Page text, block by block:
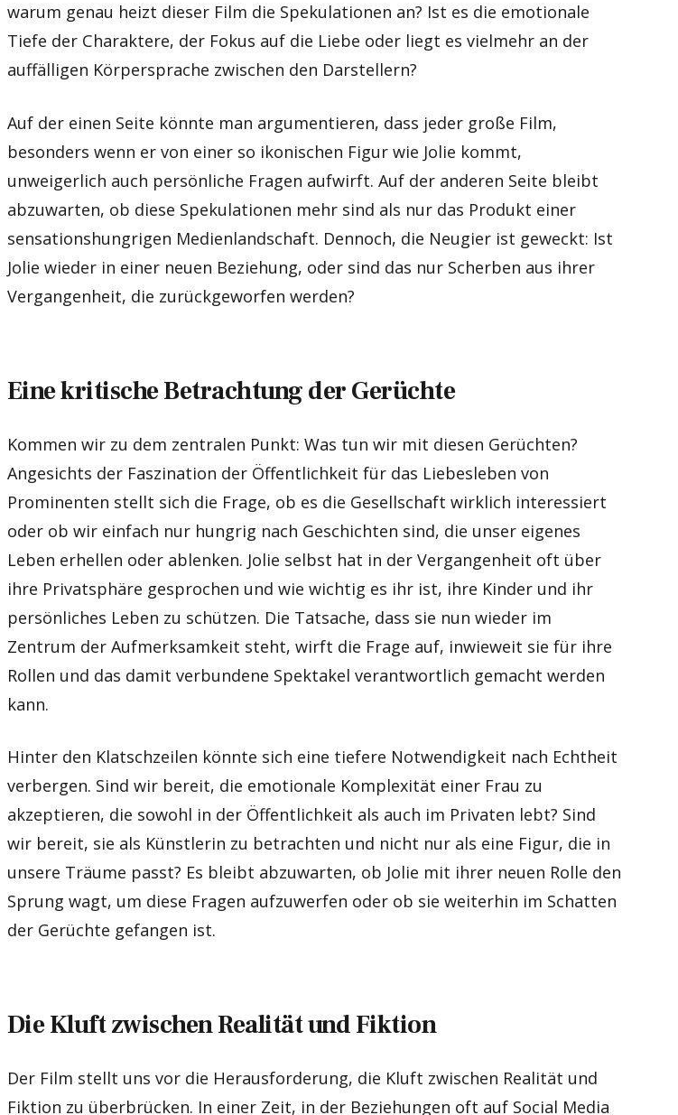
warum genau heizt dieser Film die Spekulationen an? Ist es die emotionale
Tiefe der Charaktere, der Fokus auf die Liebe oder liegt es vielmehr an der
auffälligen Körpersprache zwischen den Darstellern?
Auf der einen Seite könnte man argumentieren, dass jeder große Film,
besonders wenn er von einer so ikonischen Figur wie Jolie kommt,
unweigerlich auch persönliche Fragen aufwirft. Auf der anderen Seite bleibt
abzuwarten, ob diese Spekulationen mehr sind als nur das Produkt einer
sensationshungrigen Medienlandschaft. Dennoch, die Neugier ist geweckt: Ist
Jolie wieder in einer neuen Beziehung, oder sind das nur Scherben aus ihrer
Vergangenheit, die zurückgeworfen werden?
Eine kritische Betrachtung der Gerüchte
Kommen wir zu dem zentralen Punkt: Was tun wir mit diesen Gerüchten?
Angesichts der Faszination der Öffentlichkeit für das Liebesleben von
Prominenten stellt sich die Frage, ob es die Gesellschaft wirklich interessiert
oder ob wir einfach nur hungrig nach Geschichten sind, die unser eigenes
Leben erhellen oder ablenken. Jolie selbst hat in der Vergangenheit oft über
ihre Privatsphäre gesprochen und wie wichtig es ihr ist, ihre Kinder und ihr
persönliches Leben zu schützen. Die Tatsache, dass sie nun wieder im
Zentrum der Aufmerksamkeit steht, wirft die Frage auf, inwieweit sie für ihre
Rollen und das damit verbundene Spektakel verantwortlich gemacht werden
kann.
Hinter den Klatschzeilen könnte sich eine tiefere Notwendigkeit nach Echtheit
verbergen. Sind wir bereit, die emotionale Komplexität einer Frau zu
akzeptieren, die sowohl in der Öffentlichkeit als auch im Privaten lebt? Sind
wir bereit, sie als Künstlerin zu betrachten und nicht nur als eine Figur, die in
unsere Träume passt? Es bleibt abzuwarten, ob Jolie mit ihrer neuen Rolle den
Sprung wagt, um diese Fragen aufzuwerfen oder ob sie weiterhin im Schatten
der Gerüchte gefangen ist.
Die Kluft zwischen Realität und Fiktion
Der Film stellt uns vor die Herausforderung, die Kluft zwischen Realität und
Fiktion zu überbrücken. In einer Zeit, in der Beziehungen oft auf Social Media